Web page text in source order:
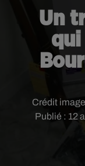
Un
Publié : 12
Crédit